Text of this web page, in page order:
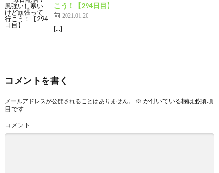
こう！【294日目】
2021.01.20
[…]
コメントを書く
メールアドレスが公開されることはありません。 ※ が付いている欄は必須項
目です
コメント